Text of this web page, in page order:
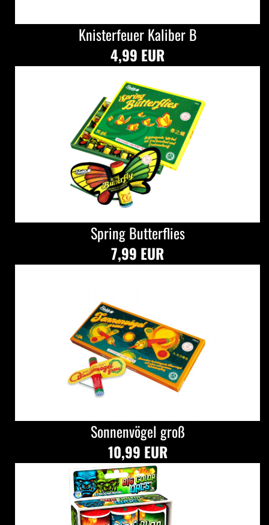
Knisterfeuer Kaliber B
4,99 EUR
Spring Butterflies
7,99 EUR
Sonnenvögel groß
10,99 EUR